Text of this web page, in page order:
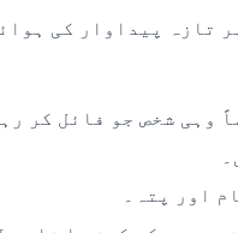
تازہ پیداوار کی
وہی شخص جو فائل کر
اور پتہ۔